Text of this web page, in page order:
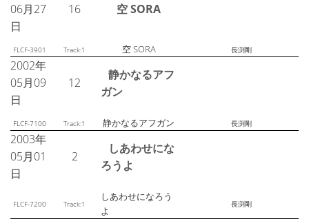
06月27
日
16 空 SORA
FLCF-3901 Track:1 空 SORA 長渕剛
2002年
05月09
日
12
静かなるアフ
ガン
FLCF-7100 Track:1 静かなるアフガン 長渕剛
2003年
05月01
日
2
しあわせにな
ろうよ
FLCF-7200 Track:1
しあわせになろう
よ
長渕剛